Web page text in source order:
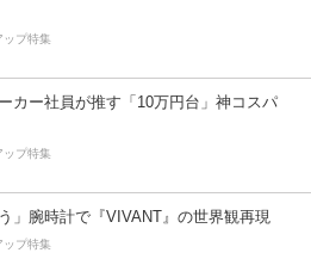
ップ特集
ーカー社員が推す「10万円台」神コスパ
ップ特集
」腕時計で『VIVANT』の世界観再現
ップ特集